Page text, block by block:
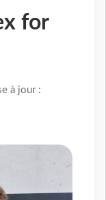
for
à jour :